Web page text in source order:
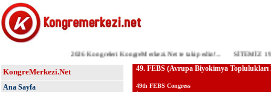
2026 Kongreleri KongreMerkezi.Net te takip edin!... SİTEMİZ 19
KongreMerkezi.Net
Ana Sayfa